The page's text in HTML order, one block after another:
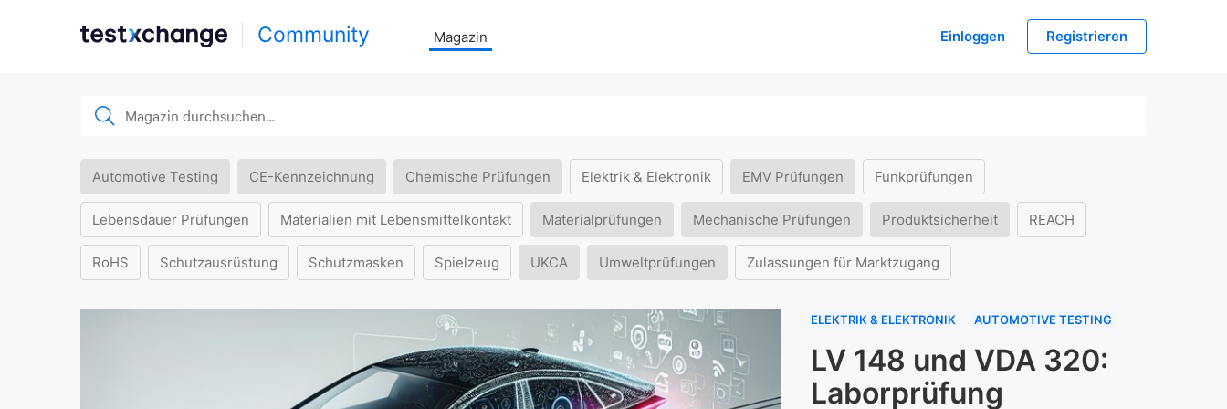
Community Magazin Einloggen Registrieren
Automotive Testing CE-Kennzeichnung Chemische Prüfungen Elektrik & Elektronik EMV Prüfungen Funkprüfungen
Lebensdauer Prüfungen Materialien mit Lebensmittelkontakt Materialprüfungen Mechanische Prüfungen Produktsicherheit REACH
RoHS Schutzausrüstung Schutzmasken Spielzeug UKCA Umweltprüfungen Zulassungen für Marktzugang
ELEKTRIK & ELEKTRONIK AUTOMOTIVE TESTING
LV 148 und VDA 320:
Laborprüfung